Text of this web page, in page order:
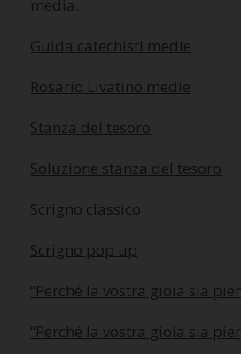
media.
Guida catechisti medie
Rosario Livatino medie
Stanza del tesoro
Soluzione stanza del tesoro
Scrigno classico
Scrigno pop up
“Perché la vostra gioia sia
“Perché la vostra gioia sia